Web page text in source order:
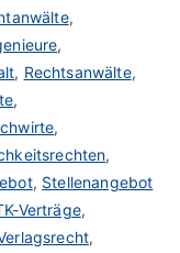
,
,
, Rechtsanwälte,
,
,
,
, Stellenangebot
Verträge,
,